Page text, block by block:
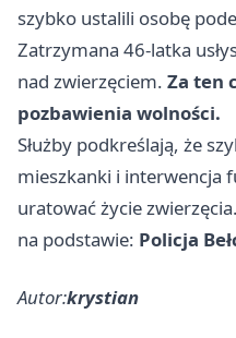
szybko ustalili osobę
Zatrzymana 46-latka
nad zwierzęciem. Za ten
pozbawienia wolności.
Służby podkreślają, że
mieszkanki i interwencja
uratować życie zwierzęcia.
na podstawie: Policja
Autor:krystian